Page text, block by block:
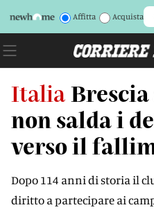
Affitta Acquista
Italia
non salda i
verso il
Dopo 114 anni di storia il
diritto a partecipare ai